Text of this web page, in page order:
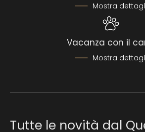
Mostra
Vacanza con il
Mostra
Tutte le novità dal